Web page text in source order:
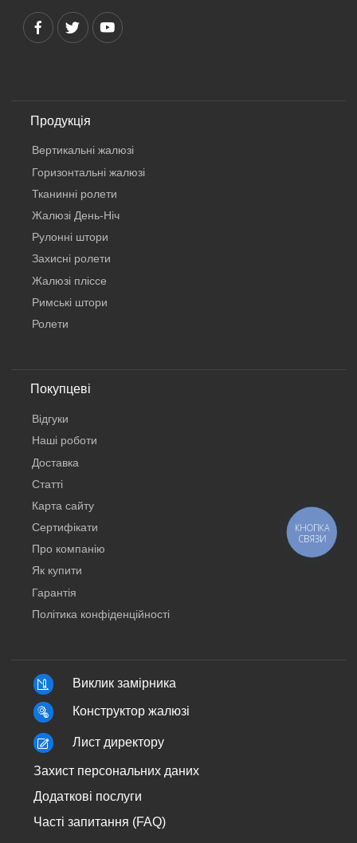
Продукція
Вертикальнi жалюзi
Горизонтальні жалюзі
Тканинні ролети
Жалюзі День-Ніч
Рулонні штори
Захисні ролети
Жалюзі пліссе
Римські штори
Ролети
Покупцеві
Відгуки
Наші роботи
Доставка
Статті
Карта сайту
Сертифікати
Про компанію
Як купити
Гарантія
Політика конфіденційності
Виклик замірника
Конструктор жалюзі
Лист директору
Захист персональних даних
Додаткові послуги
Часті запитання (FAQ)
КНОПКА
СВЯЗИ